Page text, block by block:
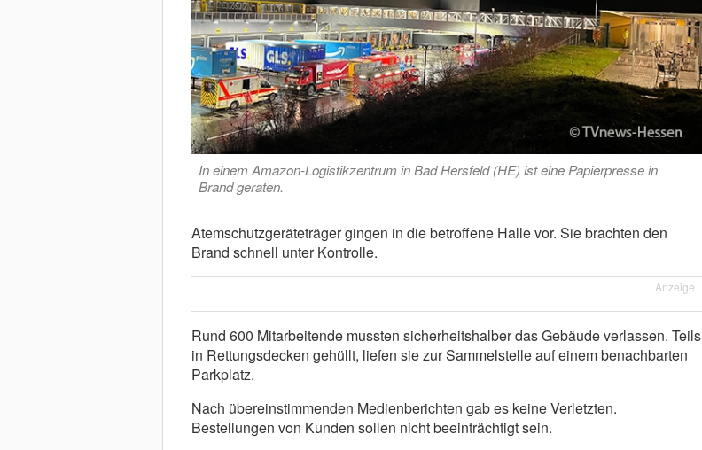
In einem Amazon-Logistikzentrum in Bad Hersfeld (HE) ist eine Papierpresse in
Brand geraten.
Atemschutzgeräteträger gingen in die betroffene Halle vor. Sie brachten den
Brand schnell unter Kontrolle.
Anzeige
Rund 600 Mitarbeitende mussten sicherheitshalber das Gebäude verlassen. Teils
in Rettungsdecken gehüllt, liefen sie zur Sammelstelle auf einem benachbarten
Parkplatz.
Nach übereinstimmenden Medienberichten gab es keine Verletzten.
Bestellungen von Kunden sollen nicht beeinträchtigt sein.